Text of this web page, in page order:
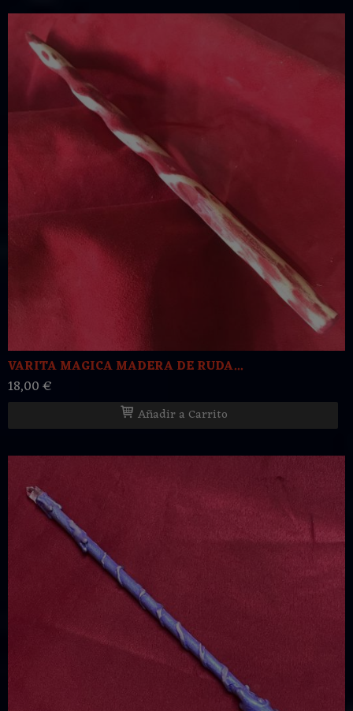
VARITA MAGICA MADERA DE RUDA...
18,00 €
Añadir a Carrito